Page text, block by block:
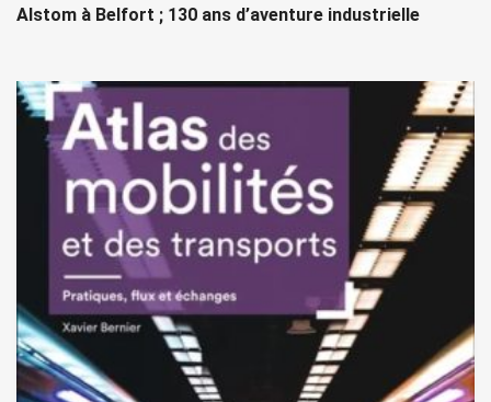
Alstom à Belfort ; 130 ans d’aventure industrielle